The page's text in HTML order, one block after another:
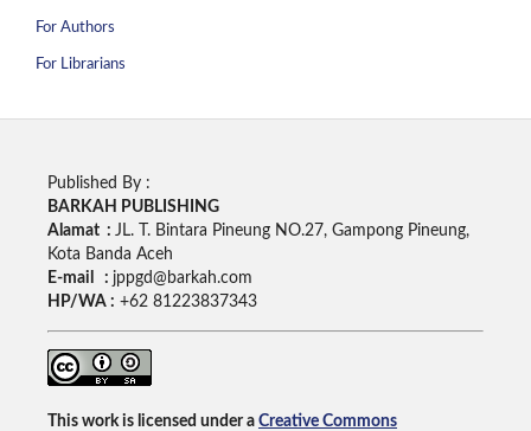
For Authors
For Librarians
Published By :
BARKAH PUBLISHING
Alamat : JL. T. Bintara Pineung NO.27, Gampong Pineung,
Kota Banda Aceh
E-mail : jppgd@barkah.com
HP/WA : +62 81223837343
This work is licensed under a Creative Commons